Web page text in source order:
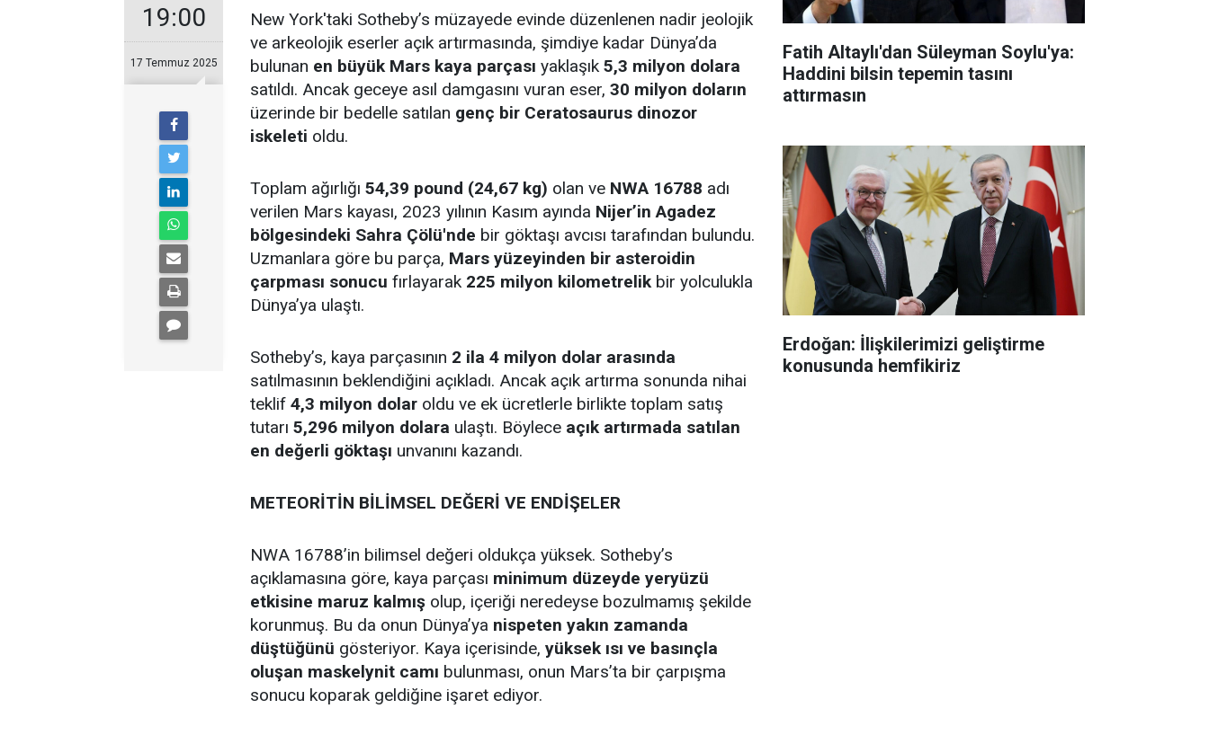
19:00
17 Temmuz 2025
New York'taki Sotheby’s müzayede evinde düzenlenen nadir jeolojik
ve arkeolojik eserler açık artırmasında, şimdiye kadar Dünya’da
bulunan en büyük Mars kaya parçası yaklaşık 5,3 milyon dolara
satıldı. Ancak geceye asıl damgasını vuran eser, 30 milyon doların
üzerinde bir bedelle satılan genç bir Ceratosaurus dinozor
iskeleti oldu.
Toplam ağırlığı 54,39 pound (24,67 kg) olan ve NWA 16788 adı
verilen Mars kayası, 2023 yılının Kasım ayında Nijer’in Agadez
bölgesindeki Sahra Çölü'nde bir göktaşı avcısı tarafından bulundu.
Uzmanlara göre bu parça, Mars yüzeyinden bir asteroidin
çarpması sonucu fırlayarak 225 milyon kilometrelikbir yolculukla
Dünya’ya ulaştı.
Sotheby’s, kaya parçasının 2 ila 4 milyon dolar arasında
satılmasının beklendiğini açıkladı. Ancak açık artırma sonunda nihai
teklif 4,3 milyon dolar oldu ve ek ücretlerle birlikte toplam satış
tutarı 5,296 milyon dolara ulaştı. Böylece açık artırmada satılan
en değerli göktaşı unvanını kazandı.
METEORİTİN BİLİMSEL DEĞERİ VE ENDİŞELER
NWA 16788’in bilimsel değeri oldukça yüksek. Sotheby’s
açıklamasına göre, kaya parçası minimum düzeyde yeryüzü
etkisine maruz kalmış olup, içeriği neredeyse bozulmamış şekilde
korunmuş. Bu da onun Dünya’ya nispeten yakın zamanda
düştüğünü gösteriyor. Kaya içerisinde, yüksek ısı ve basınçla
oluşan maskelynit camı bulunması, onun Mars’ta bir çarpışma
sonucu koparak geldiğine işaret ediyor.
Fatih Altaylı'dan Süleyman Soylu'ya:
Haddini bilsin tepemin tasını
attırmasın
Erdoğan: İlişkilerimizi geliştirme
konusunda hemfikiriz